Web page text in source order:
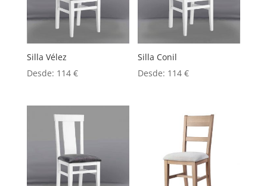
Silla Vélez
Desde: 114 €
Silla Conil
Desde: 114€